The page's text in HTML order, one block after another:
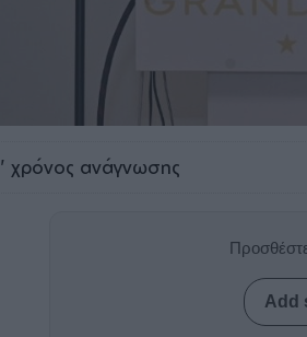
' χρόνος ανάγνωσης
Add